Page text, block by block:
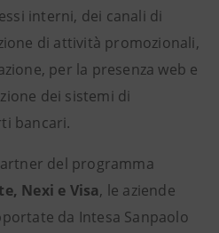
interni, dei canali di
di attività promozionali,
per la presenza web e
dei sistemi di
bancari.
del programma
Nexi e Visa, le aziende
da Intesa Sanpaolo